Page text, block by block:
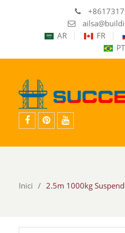
AR
FR
PT
Inici 2.5m 1000kg